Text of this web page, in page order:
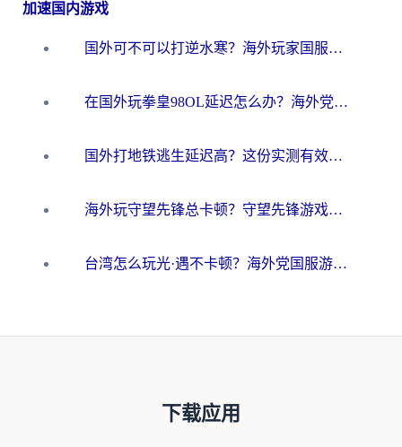
加速国内游戏
国外可不可以打逆水寒？海外玩家国服畅玩终极指南（附漫威荒野乱斗加速方案）
在国外玩拳皇98OL延迟怎么办？海外党亲测有效的低延迟指南
国外打地铁逃生延迟高？这份实测有效的低延迟指南帮你吃鸡
海外玩守望先锋总卡顿？守望先锋游戏加速器在哪里买&避坑指南（附欧洲非洲游戏实测）
台湾怎么玩光·遇不卡顿？海外党国服游戏加速终极攻略（附实测体验）
下载应用